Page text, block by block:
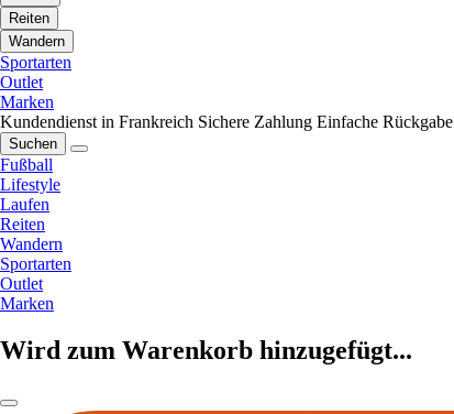
Reiten
Wandern
Sportarten
Outlet
Marken
Kundendienst in Frankreich Sichere Zahlung Einfache Rückgabe
Suchen
Fußball
Lifestyle
Laufen
Reiten
Wandern
Sportarten
Outlet
Marken
Wird zum Warenkorb hinzugefügt...